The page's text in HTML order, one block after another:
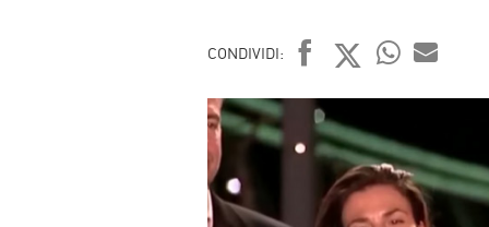
CONDIVIDI:
FACEBOOK
TWITTER
WHATSAPP
MAIL